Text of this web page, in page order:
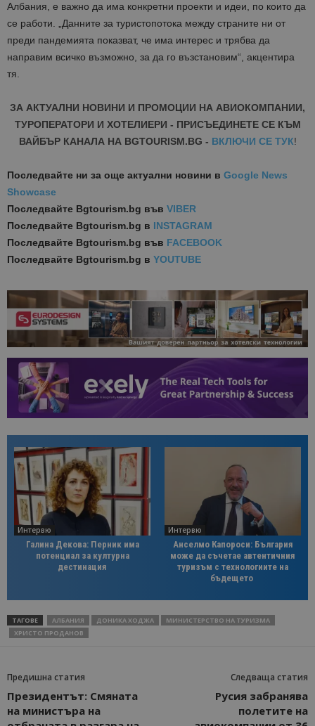
Албания, е важно да има конкретни проекти и идеи, по които да
се работи. „Данните за туристопотока между страните ни от
преди пандемията показват, че има интерес и трябва да
направим всичко възможно, за да го възстановим“, акцентира
тя.
ЗА АКТУАЛНИ НОВИНИ И ПРОМОЦИИ НА АВИОКОМПАНИИ,
ТУРОПЕРАТОРИ И ХОТЕЛИЕРИ - ПРИСЪЕДИНЕТЕ СЕ КЪМ
ВАЙБЪР КАНАЛА НА BGTOURISM.BG - ВКЛЮЧИ СЕ ТУК!
Последвайте ни за още актуални новини в Google News
Showcase
Последвайте Bgtourism.bg във VIBER
Последвайте Bgtourism.bg в INSTAGRAM
Последвайте Bgtourism.bg във FACEBOOK
Последвайте Bgtourism.bg в YOUTUBE
Интервю
Галина Декова: Перник има
потенциал за културна
дестинация
Интервю
Анселмо Капороси: България
може да съчетае автентичния
туризъм с технологиите на
бъдещето
ТАГОВЕ АЛБАНИЯ ДОНИКА ХОДЖА
МИНИСТЕРСТВО НА ТУРИЗМА
ХРИСТО ПРОДАНОВ
Предишна статия
Президентът: Смяната
на министъра на
Следваща статия
Русия забранява
полетите на